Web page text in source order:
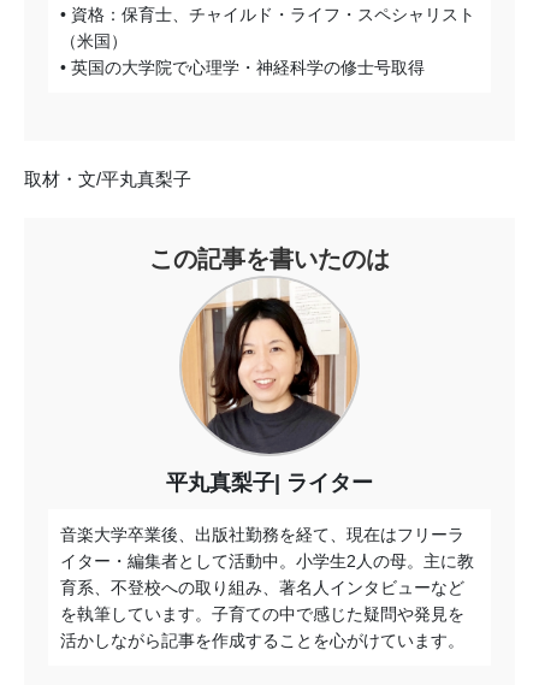
• 資格：保育士、チャイルド・ライフ・スペシャリスト
（米国）
• 英国の大学院で心理学・神経科学の修士号取得
取材・文/平丸真梨子
この記事を書いたのは
平丸真梨子 ライター
音楽大学卒業後、出版社勤務を経て、現在はフリーラ
イター・編集者として活動中。小学生2人の母。主に教
育系、不登校への取り組み、著名人インタビューなど
を執筆しています。子育ての中で感じた疑問や発見を
活かしながら記事を作成することを心がけています。